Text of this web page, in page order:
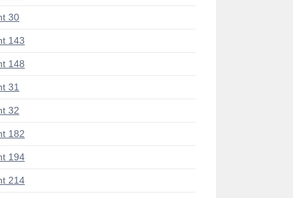
30
143
148
31
32
182
194
214